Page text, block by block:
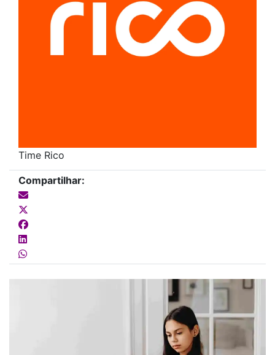
Time Rico
Compartilhar: